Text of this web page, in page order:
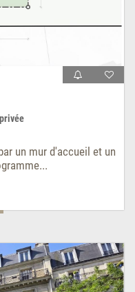
un mur d'accueil et un